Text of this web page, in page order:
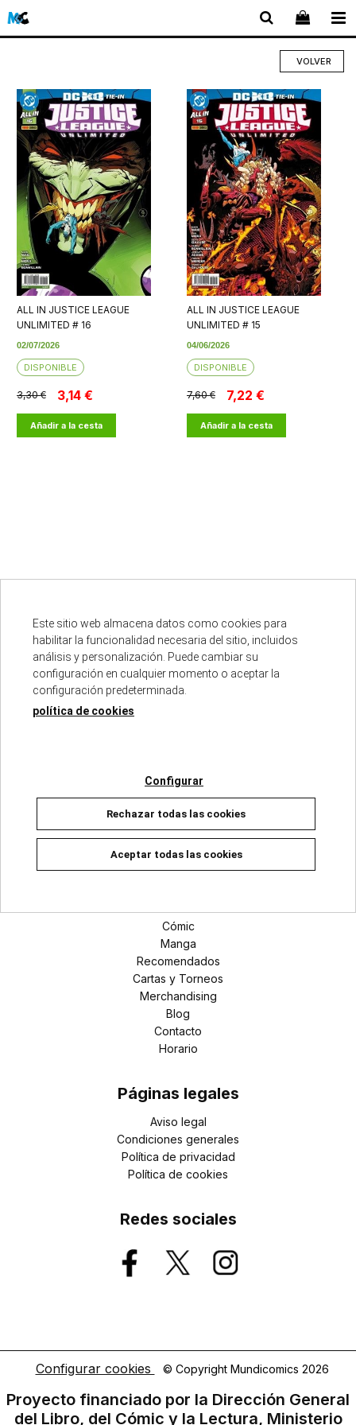
VOLVER
ALL IN JUSTICE LEAGUE
UNLIMITED # 16
02/07/2026
DISPONIBLE
3,30 € 3,14 €
Añadir a la cesta
ALL IN JUSTICE LEAGUE
UNLIMITED # 15
04/06/2026
DISPONIBLE
7,60 € 7,22 €
Añadir a la cesta
Punto oficial
Categorías
Superhéroes Marvel
Universo DC
Manga
Cómic
Manga
Recomendados
Cartas y Torneos
Merchandising
Blog
Contacto
Horario
Páginas legales
Aviso legal
Condiciones generales
Política de privacidad
Política de cookies
Redes sociales
Configurar cookies © Copyright Mundicomics 2026
Proyecto financiado por la Dirección General
del Libro, del Cómic y la Lectura, Ministerio
Este sitio web almacena datos como cookies para
habilitar la funcionalidad necesaria del sitio, incluidos
análisis y personalización. Puede cambiar su
configuración en cualquier momento o aceptar la
configuración predeterminada.
política de cookies
Configurar
Rechazar todas las cookies
Aceptar todas las cookies